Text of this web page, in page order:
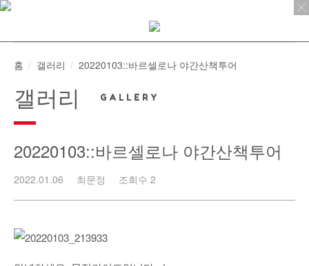
Skip
홈 갤러리 20220103::바르셀로나 야간산책투어
갤러리
20220103::바르셀로나 야간산책투어
2022.01.06 최문정 조회수 2